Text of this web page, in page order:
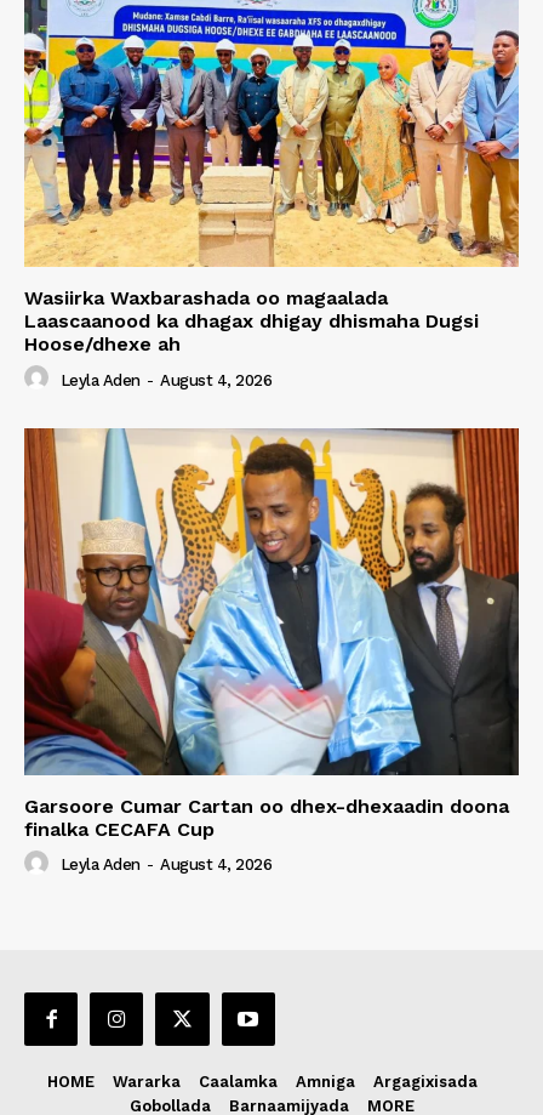
Wasiirka Waxbarashada oo magaalada
Laascaanood ka dhagax dhigay dhismaha Dugsi
Hoose/dhexe ah
Leyla Aden - August 4, 2026
Garsoore Cumar Cartan oo dhex-dhexaadin doona
finalka CECAFA Cup
Leyla Aden - August 4, 2026
HOME Wararka Caalamka Amniga
Argagixisada
Gobollada
Barnaamijyada MORE